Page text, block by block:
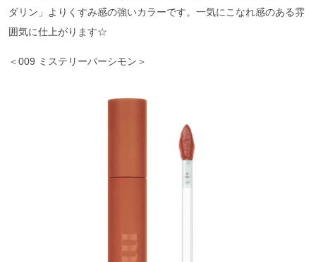
ダリン」よりくすみ感の強いカラーです。一気にこなれ感のある雰
囲気に仕上がります☆
＜009 ミステリーパーシモン＞